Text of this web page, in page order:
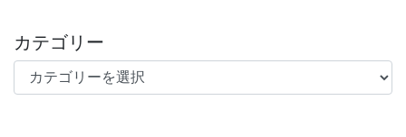
カテゴリー
カテゴリー